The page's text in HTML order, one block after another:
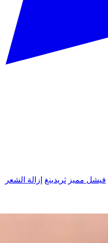
فيشل مميز ثريدينغ إزالة الشعر